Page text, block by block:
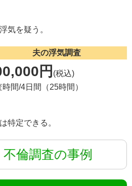
気を疑う。
夫の浮気調査
円 (税込)
時間/4日間（25時間）
特定できる。
倫調査の事例